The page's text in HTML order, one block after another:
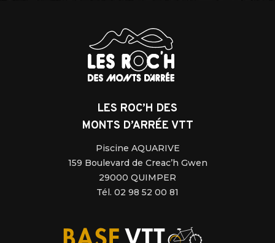
LES ROC’H DES
MONTS D’ARRÉE VTT
Piscine AQUARIVE
159 Boulevard de Creac’h Gwen
29000 QUIMPER
Tél. 02 98 52 00 81